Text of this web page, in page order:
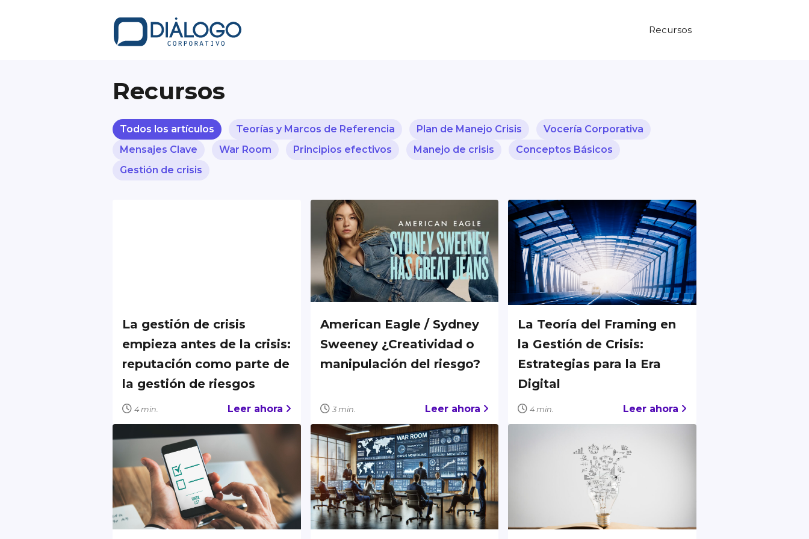
Recursos
Recursos
Todos los artículos Teorías y Marcos de Referencia Plan de Manejo Crisis
Vocería Corporativa
Mensajes Clave
War Room Principios efectivos Manejo de crisis
Conceptos Básicos
Gestión de crisis
La gestión de crisis
empieza antes de la crisis:
reputación como parte de
la gestión de riesgos
4 min. Leer ahora
American Eagle / Sydney
Sweeney ¿Creatividad o
manipulación del riesgo?
3 min. Leer ahora
La Teoría del Framing en
la Gestión de Crisis:
Estrategias para la Era
Digital
4 min. Leer ahora